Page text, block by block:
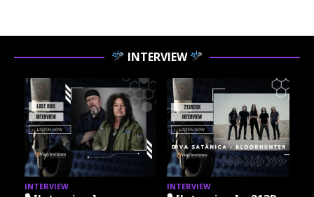
INTERVIEW
INTERVIEW INTERVIEW